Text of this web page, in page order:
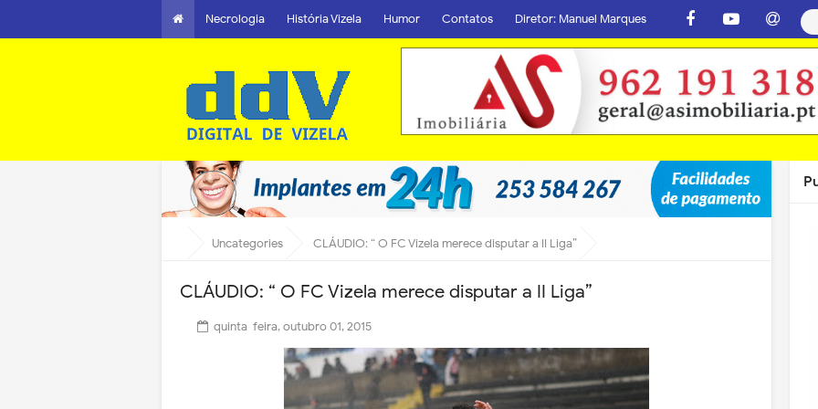
Necrologia História Vizela Humor Contatos Diretor: Manuel Marques
Uncategories CLÁUDIO: “ O FC Vizela merece disputar a II Liga”
CLÁUDIO: “ O FC Vizela merece disputar a II Liga”
quinta-feira, outubro 01, 2015